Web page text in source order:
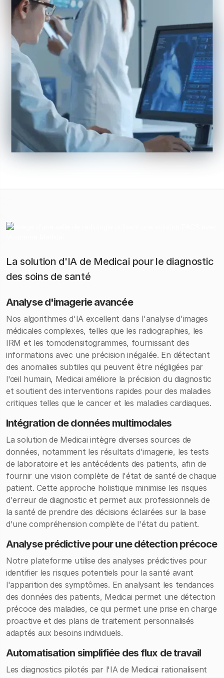
La solution d'IA de Medicai pour le diagnostic
des soins de santé
Analyse d'imagerie avancée
Nos algorithmes d'IA excellent dans l'analyse d'images
médicales complexes, telles que les radiographies, les
IRM et les tomodensitogrammes, fournissant des
informations avec une précision inégalée. En détectant
des anomalies subtiles qui peuvent être négligées par
l'œil humain, Medicai améliore la précision du diagnostic
et soutient des interventions rapides pour des maladies
critiques telles que le cancer et les maladies cardiaques.
Intégration de données multimodales
La solution de Medicai intègre diverses sources de
données, notamment les résultats d'imagerie, les tests
de laboratoire et les antécédents des patients, afin de
fournir une vision complète de l'état de santé de chaque
patient. Cette approche holistique minimise les risques
d'erreur de diagnostic et permet aux professionnels de
la santé de prendre des décisions éclairées sur la base
d'une compréhension complète de l'état du patient.
Analyse prédictive pour une détection précoce
Notre plateforme utilise des analyses prédictives pour
identifier les risques potentiels pour la santé avant
l'apparition des symptômes. En analysant les tendances
des données des patients, Medicai permet une détection
précoce des maladies, ce qui permet une prise en charge
proactive et des plans de traitement personnalisés
adaptés aux besoins individuels.
Automatisation simplifiée des flux de travail
Les diagnostics pilotés par l'IA de Medicai rationalisent